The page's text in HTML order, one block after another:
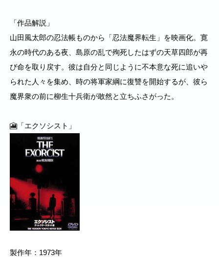
「作品解説」
山田風太郎の忍法帳ものから「忍法魔界転生」を映画化。寛
永の時代のある夜、島原の乱で殉死したはずの天草四郎が再
び命を取り戻す。彼は自分と同じように不本意な死に追いや
られた人々を集め、時の将軍家綱に復讐を開始するが、彼ら
魔界衆の前に柳生十兵衛が敢然と立ちふさがった。
🎦「エクソシスト」
製作年：1973年